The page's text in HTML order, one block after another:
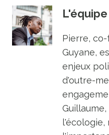
Pierre,
Guyane,
enjeux
d'outre-
l'écologie,